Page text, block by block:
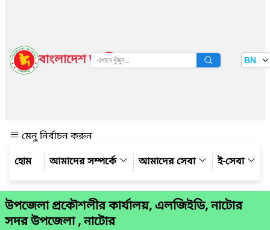
বাংলাদেশ জাতীয় তথ্য বাতায়ন BN
মেনু নির্বাচন করুন
আমাদের সম্পর্কে
আমাদের সেবা ই-সেবা
উপজেলা প্রকৌশলীর কার্যালয়, এলজিইডি, নাটোর
সদর উপজেলা , নাটোর